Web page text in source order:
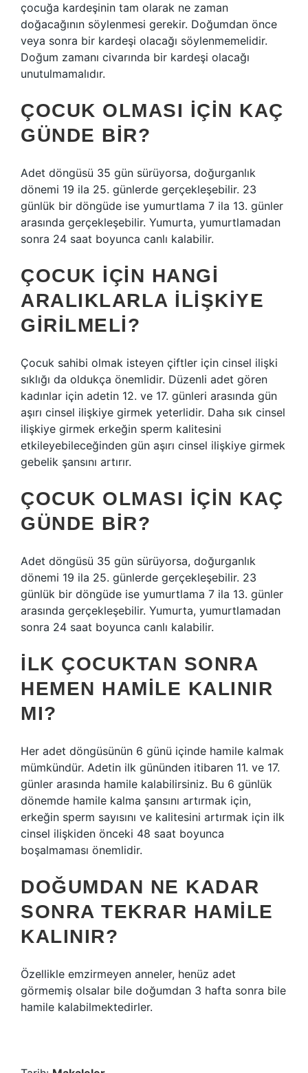
çocuğa kardeşinin tam olarak ne zaman
doğacağının söylenmesi gerekir. Doğumdan önce
veya sonra bir kardeşi olacağı söylenmemelidir.
Doğum zamanı civarında bir kardeşi olacağı
unutulmamalıdır.
ÇOCUK OLMASI IÇIN KAÇ
GÜNDE BIR?
Adet döngüsü 35 gün sürüyorsa, doğurganlık
dönemi 19 ila 25. günlerde gerçekleşebilir. 23
günlük bir döngüde ise yumurtlama 7 ila 13. günler
arasında gerçekleşebilir. Yumurta, yumurtlamadan
sonra 24 saat boyunca canlı kalabilir.
ÇOCUK IÇIN HANGI
ARALIKLARLA ILIŞKIYE
GIRILMELI?
Çocuk sahibi olmak isteyen çiftler için cinsel ilişki
sıklığı da oldukça önemlidir. Düzenli adet gören
kadınlar için adetin 12. ve 17. günleri arasında gün
aşırı cinsel ilişkiye girmek yeterlidir. Daha sık cinsel
ilişkiye girmek erkeğin sperm kalitesini
etkileyebileceğinden gün aşırı cinsel ilişkiye girmek
gebelik şansını artırır.
ÇOCUK OLMASI IÇIN KAÇ
GÜNDE BIR?
Adet döngüsü 35 gün sürüyorsa, doğurganlık
dönemi 19 ila 25. günlerde gerçekleşebilir. 23
günlük bir döngüde ise yumurtlama 7 ila 13. günler
arasında gerçekleşebilir. Yumurta, yumurtlamadan
sonra 24 saat boyunca canlı kalabilir.
İLK ÇOCUKTAN SONRA
HEMEN HAMILE KALINIR
MI?
Her adet döngüsünün 6 günü içinde hamile kalmak
mümkündür. Adetin ilk gününden itibaren 11. ve 17.
günler arasında hamile kalabilirsiniz. Bu 6 günlük
dönemde hamile kalma şansını artırmak için,
erkeğin sperm sayısını ve kalitesini artırmak için ilk
cinsel ilişkiden önceki 48 saat boyunca
boşalmaması önemlidir.
DOĞUMDAN NE KADAR
SONRA TEKRAR HAMILE
KALINIR?
Özellikle emzirmeyen anneler, henüz adet
görmemiş olsalar bile doğumdan 3 hafta sonra bile
hamile kalabilmektedirler.